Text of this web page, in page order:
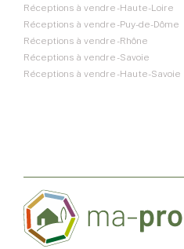
Réceptions à vendre - Haute-Loire
Réceptions à vendre - Puy-de-Dôme
Réceptions à vendre - Rhône
Réceptions à vendre - Savoie
Réceptions à vendre - Haute-Savoie